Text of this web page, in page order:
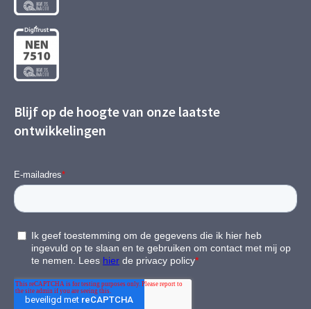
Blijf op de hoogte van onze laatste
ontwikkelingen